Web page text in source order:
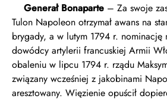
Generał Bonaparte – Za swoje
Tulon Napoleon otrzymał awans na
brygady, a w lutym 1794 r. nominację
dowódcy artylerii francuskiej Armii
obaleniu w lipcu 1794 r. rządu
związany wcześniej z jakobinami
aresztowany. Więzienie opuścił